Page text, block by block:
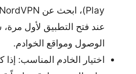
عند فتح التطبيق لأول
الوصول ومواقع الخوادم.
اختيار الخادم المناسب: